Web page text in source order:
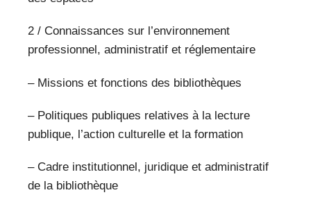
2 / Connaissances sur l’environnement
professionnel, administratif et réglementaire
– Missions et fonctions des bibliothèques
– Politiques publiques relatives à la lecture
publique, l’action culturelle et la formation
– Cadre institutionnel, juridique et administratif
de la bibliothèque